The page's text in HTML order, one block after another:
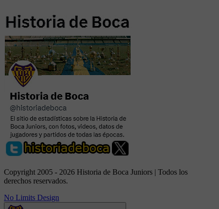
Copyright 2005 - 2026 Historia de Boca Juniors | Todos los
derechos reservados.
No Limits Design